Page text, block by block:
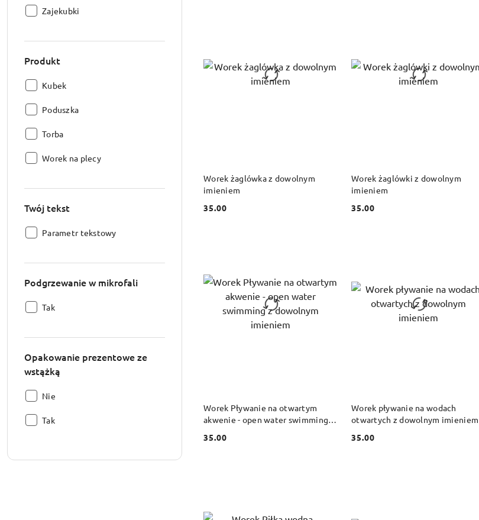
Producent:
Zajekubki
Produkt
Produkt:
Kubek
Produkt:
Poduszka
Produkt:
Torba
Produkt:
Worek na plecy
Twój tekst
Twój
Parametr tekstowy
Podgrzewanie w mikrofali
Podgrzewanie
Tak
Opakowanie prezentowe ze
wstążką
Opakowanie
ze
Nie
Opakowanie
Tak
Worek żaglówka z dowolnym
imieniem
Cena:
35.00
DO KOSZYKA
Worek żaglówki z dowolnym
imieniem
Cena:
35.00
DO KOSZYKA
Worek Pływanie na otwartym
akwenie - open water swimming z
Cena:
35.00
Worek pływanie na wodach
otwartych z dowolnym imieniem
Cena:
35.00
DO KOSZYKA